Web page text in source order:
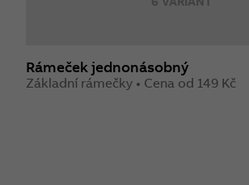
Rámeček jednonásobný
Základní rámečky • Cena od 149 Kč